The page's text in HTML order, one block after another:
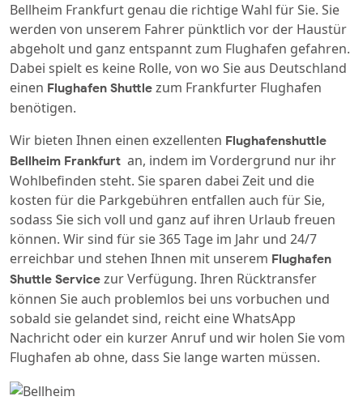
Bellheim Frankfurt genau die richtige Wahl für Sie. Sie
werden von unserem Fahrer pünktlich vor der Haustür
abgeholt und ganz entspannt zum Flughafen gefahren.
Dabei spielt es keine Rolle, von wo Sie aus Deutschland
einen Flughafen Shuttle zum Frankfurter Flughafen
benötigen.
Wir bieten Ihnen einen exzellenten Flughafenshuttle
Bellheim Frankfurt an, indem im Vordergrund nur ihr
Wohlbefinden steht. Sie sparen dabei Zeit und die
kosten für die Parkgebühren entfallen auch für Sie,
sodass Sie sich voll und ganz auf ihren Urlaub freuen
können. Wir sind für sie 365 Tage im Jahr und 24/7
erreichbar und stehen Ihnen mit unserem Flughafen
Shuttle Service zur Verfügung. Ihren Rücktransfer
können Sie auch problemlos bei uns vorbuchen und
sobald sie gelandet sind, reicht eine WhatsApp
Nachricht oder ein kurzer Anruf und wir holen Sie vom
Flughafen ab ohne, dass Sie lange warten müssen.